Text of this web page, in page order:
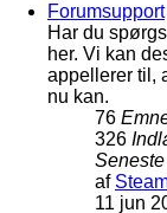
Forumsupport
Har du
her. Vi kan
appellerer til,
nu kan.
76
326
af
11 jun